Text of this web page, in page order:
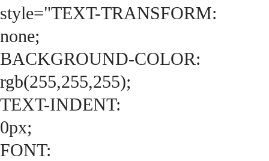
style="TEXT-TRANSFORM:
none;
BACKGROUND-COLOR:
rgb(255,255,255);
TEXT-INDENT:
0px;
FONT: